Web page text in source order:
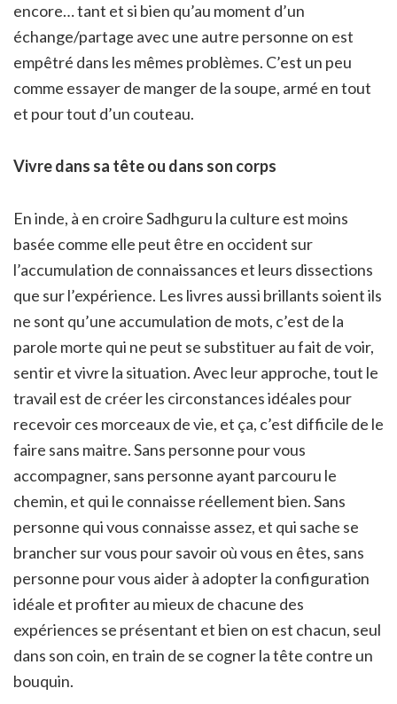
encore… tant et si bien qu’au moment d’un
échange/partage avec une autre personne on est
empêtré dans les mêmes problèmes. C’est un peu
comme essayer de manger de la soupe, armé en tout
et pour tout d’un couteau.
Vivre dans sa tête ou dans son corps
En inde, à en croire Sadhguru la culture est moins
basée comme elle peut être en occident sur
l’accumulation de connaissances et leurs dissections
que sur l’expérience. Les livres aussi brillants soient ils
ne sont qu’une accumulation de mots, c’est de la
parole morte qui ne peut se substituer au fait de voir,
sentir et vivre la situation. Avec leur approche, tout le
travail est de créer les circonstances idéales pour
recevoir ces morceaux de vie, et ça, c’est difficile de le
faire sans maitre. Sans personne pour vous
accompagner, sans personne ayant parcouru le
chemin, et qui le connaisse réellement bien. Sans
personne qui vous connaisse assez, et qui sache se
brancher sur vous pour savoir où vous en êtes, sans
personne pour vous aider à adopter la configuration
idéale et profiter au mieux de chacune des
expériences se présentant et bien on est chacun, seul
dans son coin, en train de se cogner la tête contre un
bouquin.